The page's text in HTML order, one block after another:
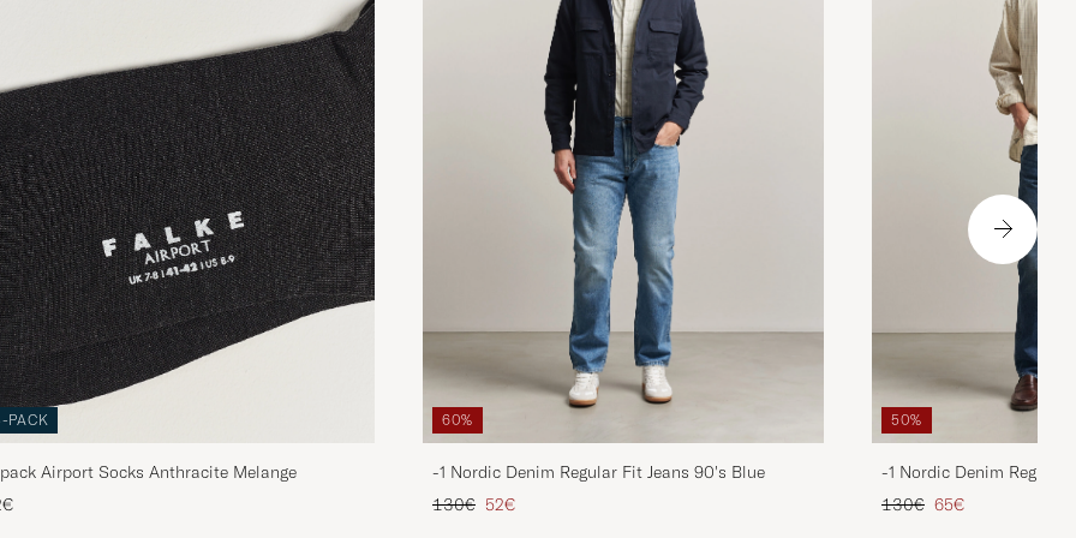
PACK
Airport Socks Anthracite Melange
60%
-1 Nordic Denim Regular Fit Jeans 90's Blue
Tavallinen hinta
130€ Alennettu hinta
52€
50%
-1 Nordic Denim Regular
Tavallinen hinta
130€ Alennettu hinta
65€